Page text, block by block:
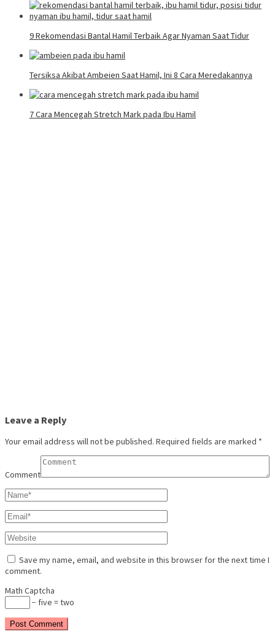
9 Rekomendasi Bantal Hamil Terbaik Agar Nyaman Saat Tidur
Tersiksa Akibat Ambeien Saat Hamil, Ini 8 Cara Meredakannya
7 Cara Mencegah Stretch Mark pada Ibu Hamil
Leave a Reply
Your email address will not be published. Required fields are marked *
Comment
Save my name, email, and website in this browser for the next time I
comment.
Math Captcha
− five = two